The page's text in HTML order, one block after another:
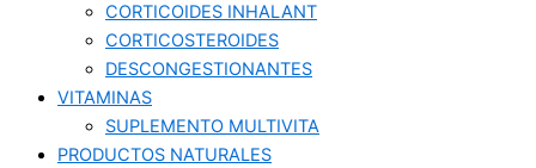
CORTICOIDES INHALANT
CORTICOSTEROIDES
DESCONGESTIONANTES
VITAMINAS
SUPLEMENTO MULTIVITA
PRODUCTOS NATURALES